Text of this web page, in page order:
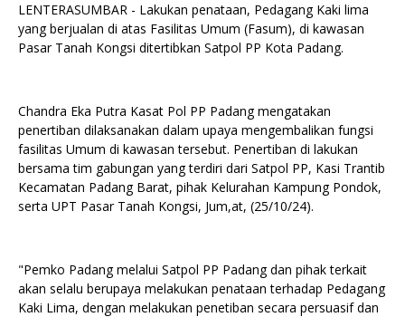
LENTERASUMBAR - Lakukan penataan, Pedagang Kaki lima
yang berjualan di atas Fasilitas Umum (Fasum), di kawasan
Pasar Tanah Kongsi ditertibkan Satpol PP Kota Padang.
Chandra Eka Putra Kasat Pol PP Padang mengatakan
penertiban dilaksanakan dalam upaya mengembalikan fungsi
fasilitas Umum di kawasan tersebut. Penertiban di lakukan
bersama tim gabungan yang terdiri dari Satpol PP, Kasi Trantib
Kecamatan Padang Barat, pihak Kelurahan Kampung Pondok,
serta UPT Pasar Tanah Kongsi, Jum,at, (25/10/24).
"Pemko Padang melalui Satpol PP Padang dan pihak terkait
akan selalu berupaya melakukan penataan terhadap Pedagang
Kaki Lima, dengan melakukan penetiban secara persuasif dan